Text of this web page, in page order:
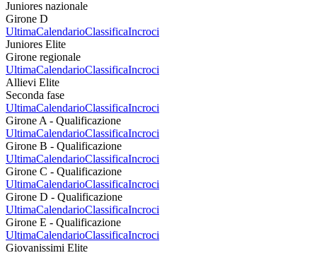
Juniores nazionale
Girone D
UltimaCalendarioClassificaIncroci
Juniores Elite
Girone regionale
UltimaCalendarioClassificaIncroci
Allievi Elite
Seconda fase
UltimaCalendarioClassificaIncroci
Girone A - Qualificazione
UltimaCalendarioClassificaIncroci
Girone B - Qualificazione
UltimaCalendarioClassificaIncroci
Girone C - Qualificazione
UltimaCalendarioClassificaIncroci
Girone D - Qualificazione
UltimaCalendarioClassificaIncroci
Girone E - Qualificazione
UltimaCalendarioClassificaIncroci
Giovanissimi Elite